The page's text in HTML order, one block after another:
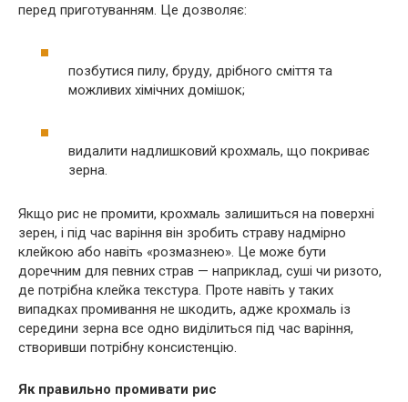
перед приготуванням. Це дозволяє:
позбутися пилу, бруду, дрібного сміття та
можливих хімічних домішок;
видалити надлишковий крохмаль, що покриває
зерна.
Якщо рис не промити, крохмаль залишиться на поверхні
зерен, і під час варіння він зробить страву надмірно
клейкою або навіть «розмазнею». Це може бути
доречним для певних страв — наприклад, суші чи ризото,
де потрібна клейка текстура. Проте навіть у таких
випадках промивання не шкодить, адже крохмаль із
середини зерна все одно виділиться під час варіння,
створивши потрібну консистенцію.
Як правильно промивати рис